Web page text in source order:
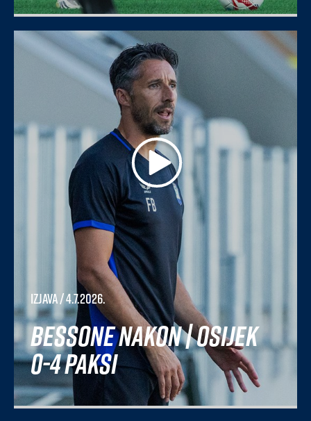
Izjava/ 4.7.2026.
Bessone nakon | Osijek
0-4 Paksi